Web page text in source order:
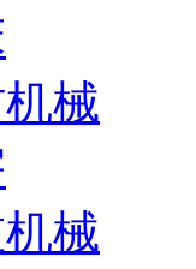
械
械